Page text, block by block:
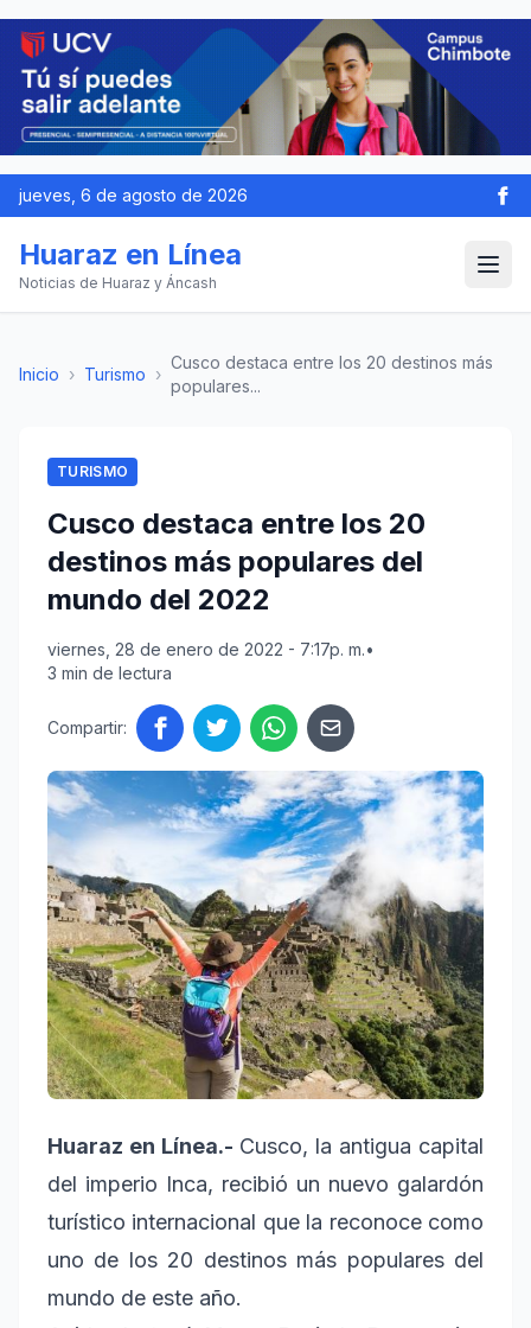
jueves, 6 de agosto de 2026
Huaraz en Línea
Noticias de Huaraz y Áncash
Inicio › Turismo ›
Cusco destaca entre los 20 destinos más
populares...
TURISMO
Cusco destaca entre los 20
destinos más populares del
mundo del 2022
viernes, 28 de enero de 2022 - 7:17p. m.•
3 min de lectura
Compartir:
Huaraz en Línea.- Cusco, la antigua capital
del imperio Inca, recibió un nuevo galardón
turístico internacional que la reconoce como
uno de los 20 destinos más populares del
mundo de este año.